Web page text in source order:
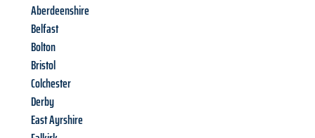
Aberdeenshire
Belfast
Bolton
Bristol
Colchester
Derby
East Ayrshire